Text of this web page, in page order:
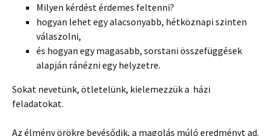
Milyen kérdést érdemes feltenni?
hogyan lehet egy alacsonyabb, hétköznapi szinten
válaszolni,
és hogyan egy magasabb, sorstani összefüggések
alapján ránézni egy helyzetre.
Sokat nevetünk, ötletelünk, kielemezzük a házi
feladatokat.
Az élmény örökre bevésődik, a magolás múló eredményt ad.